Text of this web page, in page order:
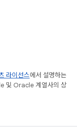
라이선스에서 설명하는
및 Oracle 계열사의 상